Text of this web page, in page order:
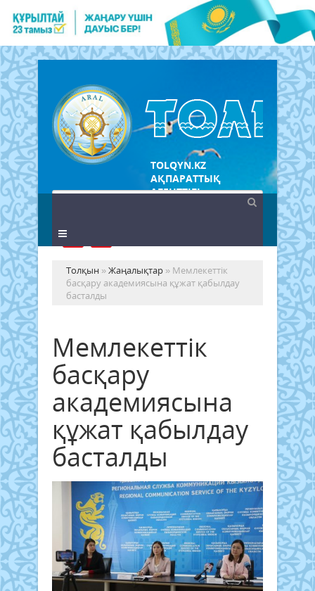
TOLQYN.KZ
АҚПАРАТТЫҚ
АГЕНТТІГІ
Толқын »Жаңалықтар » Мемлекеттік
басқару академиясына құжат қабылдау
басталды
Мемлекеттік
басқару
академиясына
құжат қабылдау
басталды